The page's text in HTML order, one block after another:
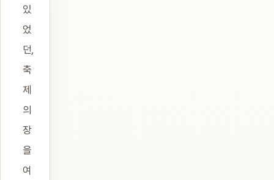
있
었
던,
축
제
의
장
을
여